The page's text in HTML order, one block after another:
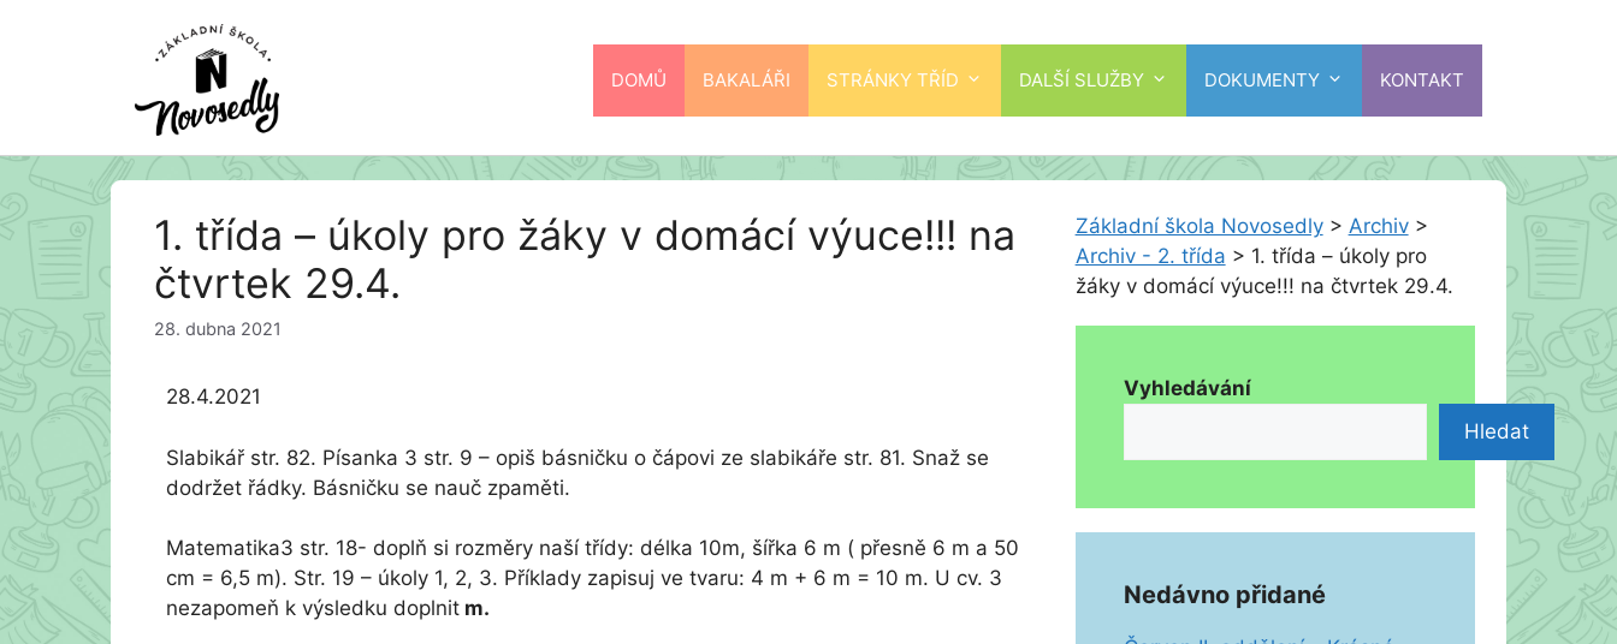
DOMŮ BAKALÁŘI STRÁNKY TŘÍD DALŠÍ SLUŽBY DOKUMENTY KONTAKT
1. třída – úkoly pro žáky v domácí výuce!!! na
čtvrtek 29.4.
28. dubna 2021
28.4.2021
Slabikář str. 82. Písanka 3 str. 9 – opiš básničku o čápovi ze slabikáře str. 81. Snaž se
dodržet řádky. Básničku se nauč zpaměti.
Matematika3 str. 18- doplň si rozměry naší třídy: délka 10m, šířka 6 m ( přesně 6 m a 50
cm = 6,5 m). Str. 19 – úkoly 1, 2, 3. Příklady zapisuj ve tvaru: 4 m + 6 m = 10 m. U cv. 3
nezapomeň k výsledku doplnit m.
Základní škola Novosedly> Archiv>
Archiv - 2. třída > 1. třída – úkoly pro
žáky v domácí výuce!!! na čtvrtek 29.4.
Vyhledávání
Hledat
Nedávno přidané